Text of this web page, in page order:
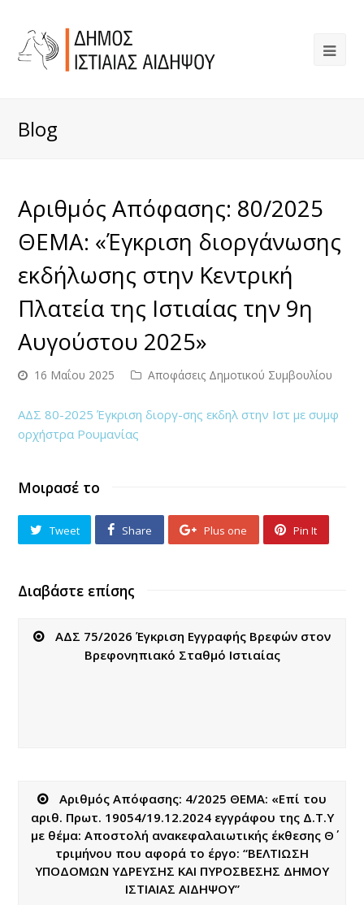
Blog
Αριθμός Απόφασης: 80/2025
ΘΕΜΑ: «Έγκριση διοργάνωσης
εκδήλωσης στην Κεντρική
Πλατεία της Ιστιαίας την 9η
Αυγούστου 2025»
16 Μαΐου 2025 Αποφάσεις Δημοτικού Συμβουλίου
ΑΔΣ 80-2025 Έγκριση διοργ-σης εκδηλ στην Ιστ με συμφ
ορχήστρα Ρουμανίας
Μοιρασέ το
Tweet Share Plus one Pin It
Διαβάστε επίσης
ΑΔΣ 75/2026 Έγκριση Εγγραφής Βρεφών στον
Βρεφονηπιακό Σταθμό Ιστιαίας
Αριθμός Απόφασης: 4/2025 ΘΕΜΑ: «Eπί του
αριθ. Πρωτ. 19054/19.12.2024 εγγράφου της Δ.Τ.Υ
με θέμα: Αποστολή ανακεφαλαιωτικής έκθεσης Θ΄
τριμήνου που αφορά το έργο: “ΒΕΛΤΙΩΣΗ
ΥΠΟΔΟΜΩΝ ΥΔΡΕΥΣΗΣ ΚΑΙ ΠΥΡΟΣΒΕΣΗΣ ΔΗΜΟΥ
ΙΣΤΙΑΙΑΣ ΑΙΔΗΨΟΥ”